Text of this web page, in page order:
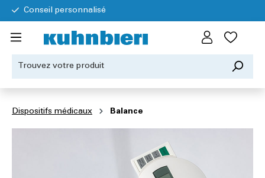
Conseil personnalisé
Dispositifs médicaux Balance